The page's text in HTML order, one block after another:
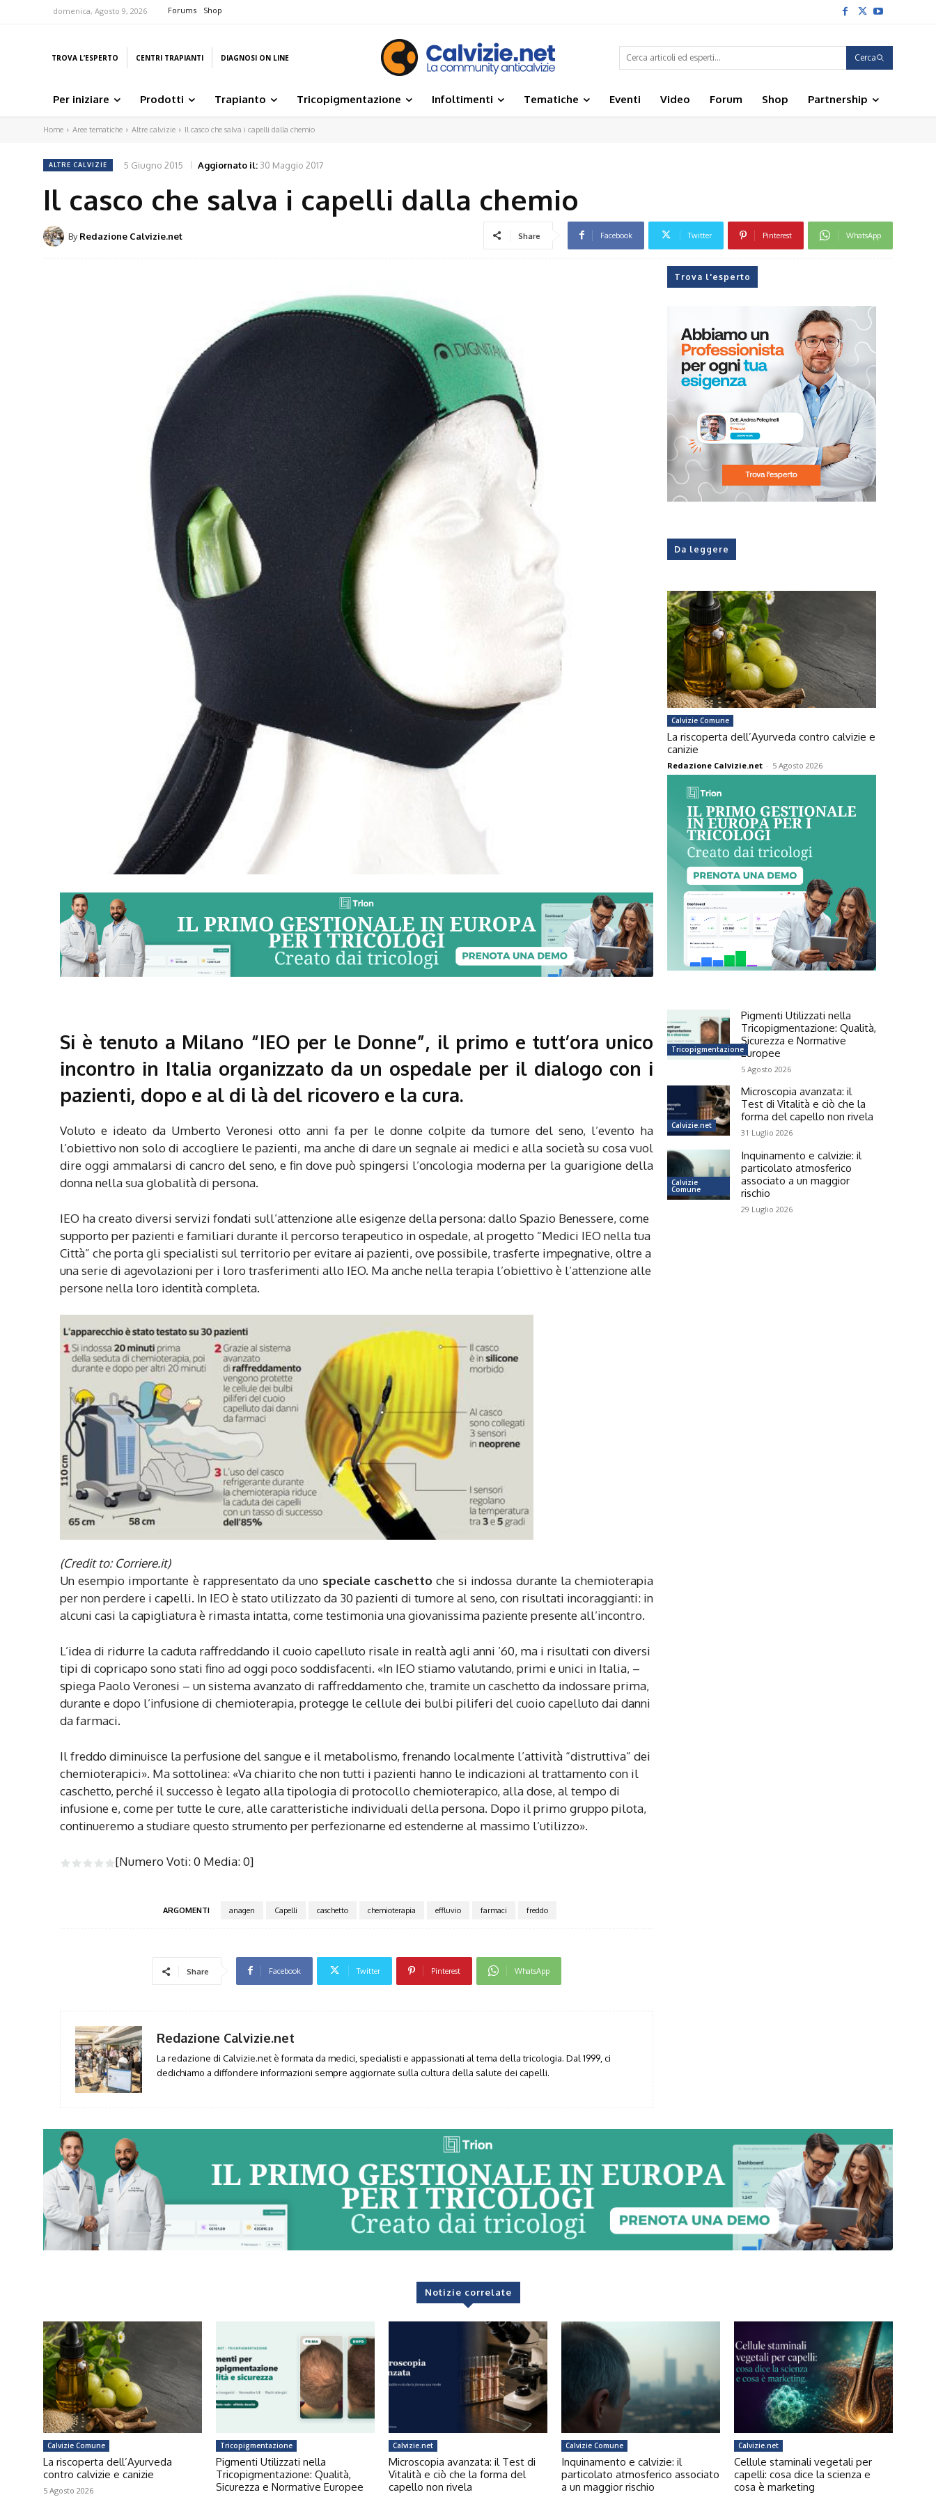
domenica, Agosto 9, 2026 Forums Shop
TROVA L’ESPERTO CENTRI TRAPIANTI DIAGNOSI ON LINE Cerca
Per iniziare Prodotti Trapianto Tricopigmentazione Infoltimenti Tematiche Eventi Video Forum Shop Partnership
Home Aree tematiche Altre calvizie Il casco che salva i capelli dalla chemio
ALTRE CALVIZIE 5 Giugno 2015 Aggiornato il: 30 Maggio 2017
Il casco che salva i capelli dalla chemio
By Redazione Calvizie.net Share Facebook Twitter Pinterest WhatsApp
Si è tenuto a Milano “IEO per le Donne”, il primo e tutt’ora unico
incontro in Italia organizzato da un ospedale per il dialogo con i
pazienti, dopo e al di là del ricovero e la cura.
Voluto e ideato da Umberto Veronesi otto anni fa per le donne colpite da tumore del seno, l’evento ha
l’obiettivo non solo di accogliere le pazienti, ma anche di dare un segnale ai medici e alla società su cosa vuol
dire oggi ammalarsi di cancro del seno, e fin dove può spingersi l’oncologia moderna per la guarigione della
donna nella sua globalità di persona.
IEO ha creato diversi servizi fondati sull’attenzione alle esigenze della persona: dallo Spazio Benessere, come
supporto per pazienti e familiari durante il percorso terapeutico in ospedale, al progetto ”Medici IEO nella tua
Città” che porta gli specialisti sul territorio per evitare ai pazienti, ove possibile, trasferte impegnative, oltre a
una serie di agevolazioni per i loro trasferimenti allo IEO. Ma anche nella terapia l’obiettivo è l’attenzione alle
persone nella loro identità completa.
(Credit to: Corriere.it)
Un esempio importante è rappresentato da uno speciale caschetto che si indossa durante la chemioterapia
per non perdere i capelli. In IEO è stato utilizzato da 30 pazienti di tumore al seno, con risultati incoraggianti: in
alcuni casi la capigliatura è rimasta intatta, come testimonia una giovanissima paziente presente all’incontro.
L’idea di ridurre la caduta raffreddando il cuoio capelluto risale in realtà agli anni ’60, ma i risultati con diversi
tipi di copricapo sono stati fino ad oggi poco soddisfacenti. «In IEO stiamo valutando, primi e unici in Italia, –
spiega Paolo Veronesi – un sistema avanzato di raffreddamento che, tramite un caschetto da indossare prima,
durante e dopo l’infusione di chemioterapia, protegge le cellule dei bulbi piliferi del cuoio capelluto dai danni
da farmaci.
Il freddo diminuisce la perfusione del sangue e il metabolismo, frenando localmente l’attività “distruttiva” dei
chemioterapici». Ma sottolinea: «Va chiarito che non tutti i pazienti hanno le indicazioni al trattamento con il
caschetto, perché il successo è legato alla tipologia di protocollo chemioterapico, alla dose, al tempo di
infusione e, come per tutte le cure, alle caratteristiche individuali della persona. Dopo il primo gruppo pilota,
continueremo a studiare questo strumento per perfezionarne ed estenderne al massimo l’utilizzo».
[Numero Voti:0 Media:0]
ARGOMENTI anagen Capelli caschetto chemioterapia effluvio farmaci freddo
Share Facebook Twitter Pinterest WhatsApp
Redazione Calvizie.net
La redazione di Calvizie.net è formata da medici, specialisti e appassionati al tema della tricologia. Dal 1999, ci
dedichiamo a diffondere informazioni sempre aggiornate sulla cultura della salute dei capelli.
Trova l'esperto
Da leggere
Calvizie Comune
La riscoperta dell’Ayurveda contro calvizie e
canizie
Redazione Calvizie.net - 5 Agosto 2026
Tricopigmentazione
Pigmenti Utilizzati nella
Tricopigmentazione: Qualità,
Sicurezza e Normative
Europee
5 Agosto 2026
Calvizie.net
Microscopia avanzata: il
Test di Vitalità e ciò che la
forma del capello non rivela
31 Luglio 2026
Calvizie
Comune
Inquinamento e calvizie: il
particolato atmosferico
associato a un maggior
rischio
29 Luglio 2026
Notizie correlate
Calvizie Comune
La riscoperta dell’Ayurveda
contro calvizie e canizie
5 Agosto 2026
Tricopigmentazione
Pigmenti Utilizzati nella
Tricopigmentazione: Qualità,
Sicurezza e Normative Europee
Calvizie.net
Microscopia avanzata: il Test di
Vitalità e ciò che la forma del
capello non rivela
Calvizie Comune
Inquinamento e calvizie: il
particolato atmosferico associato
a un maggior rischio
Calvizie.net
Cellule staminali vegetali per
capelli: cosa dice la scienza e
cosa è marketing